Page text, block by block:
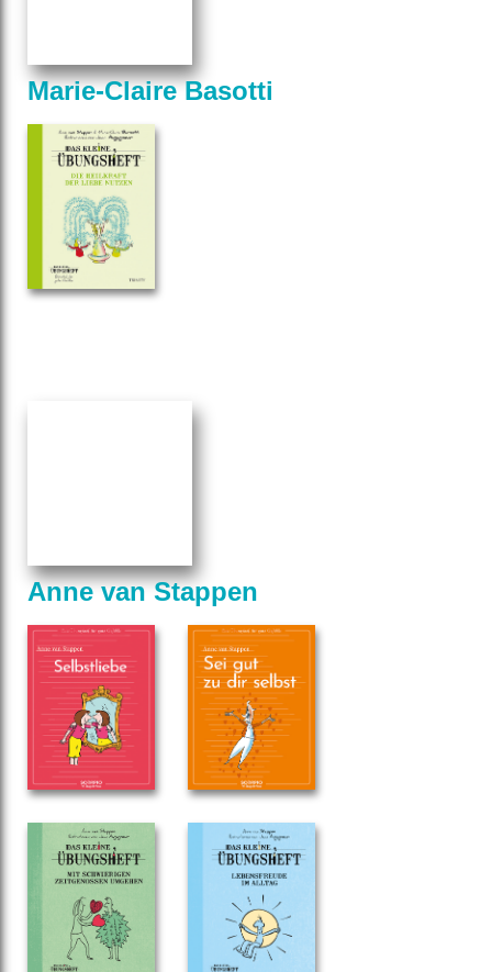
Marie-Claire Basotti
Anne van Stappen